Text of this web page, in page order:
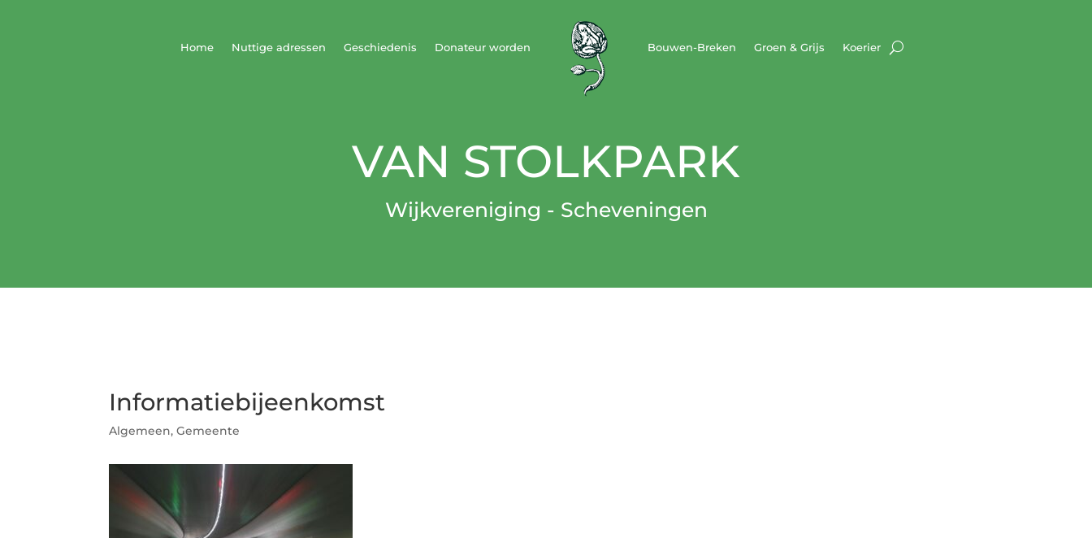
Home Nuttige adressen Geschiedenis Donateur worden Bouwen-Breken Groen & Grijs Koerier
VAN STOLKPARK
Wijkvereniging - Scheveningen
Informatiebijeenkomst
Algemeen,Gemeente